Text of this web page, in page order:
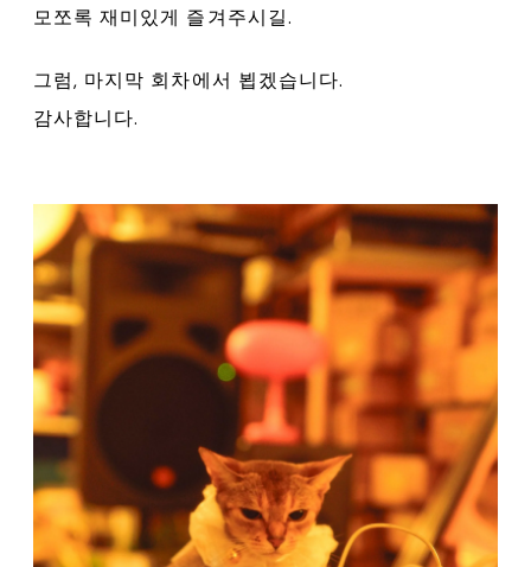
모쪼록 재미있게 즐겨주시길.
그럼, 마지막 회차에서 뵙겠습니다.
감사합니다.